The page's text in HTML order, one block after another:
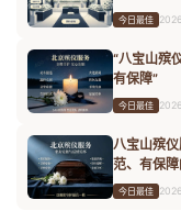
今日最佳
“八宝山殡
有保障”
今日最佳
八宝山殡
范、有保
今日最佳